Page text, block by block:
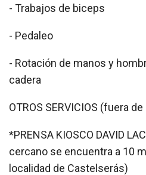
- Trabajos de biceps
- Pedaleo
- Rotación de manos y
cadera
OTROS SERVICIOS (fuera
*PRENSA KIOSCO DAVID
cercano se encuentra a 10
localidad de Castelserás)